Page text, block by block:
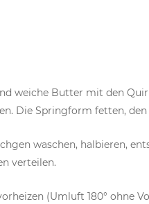
weiche Butter mit den
Die Springform fetten,
waschen, halbieren,
verteilen.
(Umluft 180° ohne